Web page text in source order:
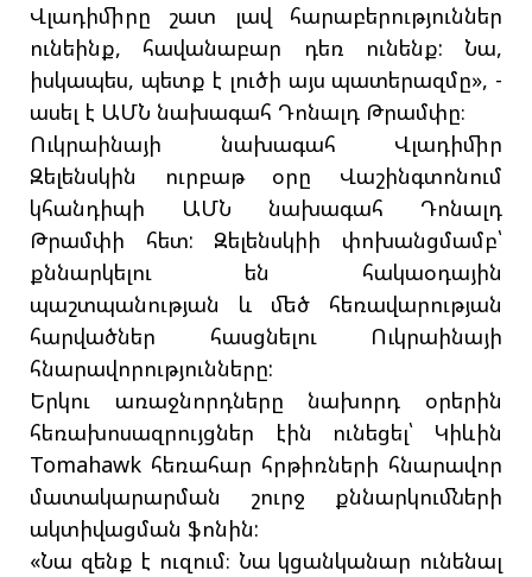
Վլադիմիրը շատ լավ հարաբերություններ
ունեինք, հավանաբար դեռ ունենք: Նա,
իսկապես, պետք է լուծի այս պատերազմը», -
ասել է ԱՄՆ նախագահ Դոնալդ Թրամփը։
Ուկրաինայի նախագահ Վլադիմիր
Զելենսկին ուրբաթ օրը Վաշինգտոնում
կհանդիպի ԱՄՆ նախագահ Դոնալդ
Թրամփի հետ: Զելենսկիի փոխանցմամբ՝
քննարկելու են հակաօդային
պաշտպանության և մեծ հեռավարության
հարվածներ հասցնելու Ուկրաինայի
հնարավորությունները:
Երկու առաջնորդները նախորդ օրերին
հեռախոսազրույցներ էին ունեցել՝ Կիևին
Tomahawk հեռահար հրթիռների հնարավոր
մատակարարման շուրջ քննարկումների
ակտիվացման ֆոնին:
«Նա զենք է ուզում։ Նա կցանկանար ունենալ